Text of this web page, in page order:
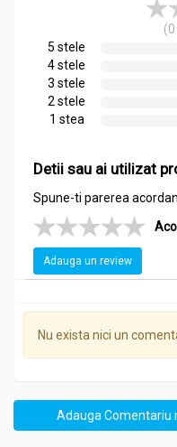
5 stele
4 stele
3 stele
2 stele
1 stea
Detii sau ai utilizat
Spune-ti parerea
Adauga un review
Nu exista nici un
Adauga Comentariu